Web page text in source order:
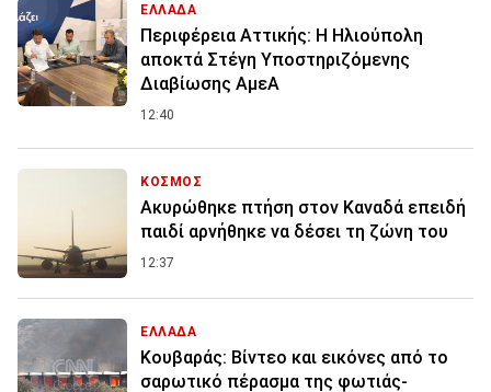
ΕΛΛΑΔΑ
Περιφέρεια Αττικής: Η Ηλιούπολη
αποκτά Στέγη Υποστηριζόμενης
Διαβίωσης ΑμεΑ
12:40
ΚΟΣΜΟΣ
Ακυρώθηκε πτήση στον Καναδά επειδή
παιδί αρνήθηκε να δέσει τη ζώνη του
12:37
ΕΛΛΑΔΑ
Κουβαράς: Βίντεο και εικόνες από το
σαρωτικό πέρασμα της φωτιάς-